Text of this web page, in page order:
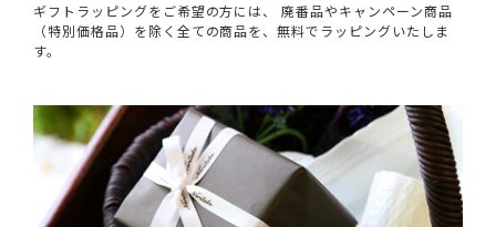
ギフトラッピングをご希望の方には、 廃番品やキャンペーン商品
（特別価格品）を除く全ての商品を、無料でラッピングいたしま
す。